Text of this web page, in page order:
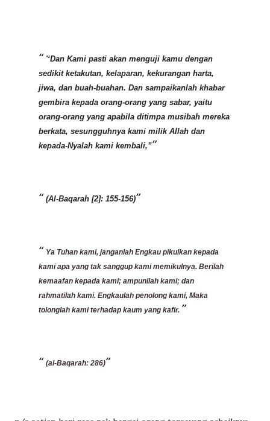
'‘Dan Kami pasti akan menguji kamu dengan
sedikit ketakutan, kelaparan, kekurangan harta,
jiwa, dan buah-buahan. Dan sampaikanlah khabar
gembira kepada orang-orang yang sabar, yaitu
orang-orang yang apabila ditimpa musibah mereka
berkata, sesungguhnya kami milik Allah dan
kepada-Nyalah kami kembali,”
(Al-Baqarah [2]: 155-156)
Ya Tuhan kami, janganlah Engkau pikulkan kepada
kami apa yang tak sanggup kami memikulnya. Berilah
kemaafan kepada kami; ampunilah kami; dan
rahmatilah kami. Engkaulah penolong kami, Maka
tolonglah kami terhadap kaum yang kafir.
(al-Baqarah: 286)